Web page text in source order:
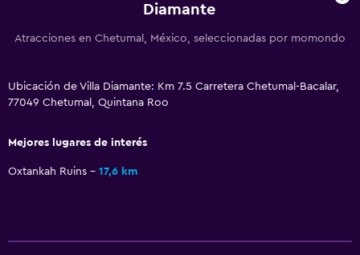
Diamante
Atracciones en Chetumal, México, seleccionadas por momondo
Ubicación de Villa Diamante: Km 7.5 Carretera Chetumal-Bacalar,
77049 Chetumal, Quintana Roo
Mejores lugares de interés
Oxtankah Ruins 17,6 km